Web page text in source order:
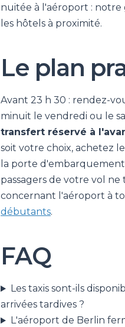
nuitée à l'aéroport : notre
les hôtels à proximité.
Le plan
Avant 23 h 30 : rendez-
minuit le vendredi ou le
transfert réservé à
soit votre choix, achetez
la porte
passagers de votre vol
concernant l'aéroport à
débutants.
FAQ
Les taxis sont-ils
arrivées tardives ?
L'aéroport de Berlin